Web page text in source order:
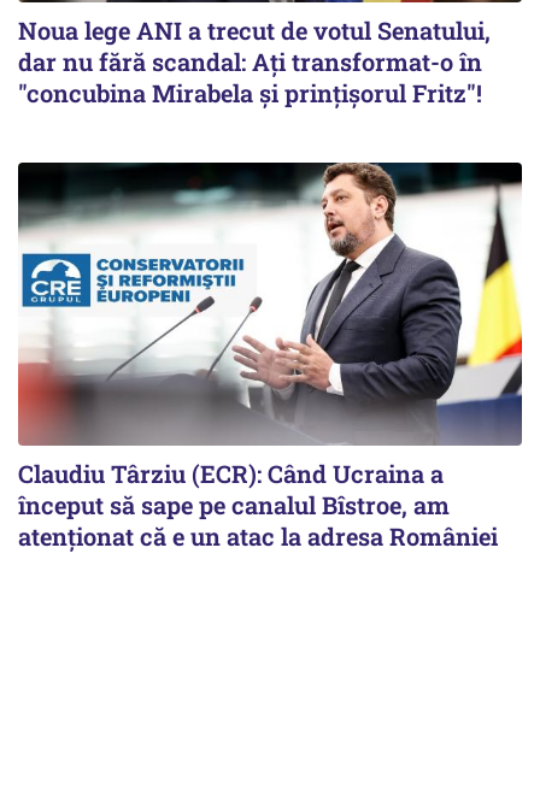
Noua lege ANI a trecut de votul Senatului,
dar nu fără scandal: Ați transformat-o în
"concubina Mirabela şi prinţişorul Fritz"!
Claudiu Târziu (ECR): Când Ucraina a
început să sape pe canalul Bîstroe, am
atenționat că e un atac la adresa României